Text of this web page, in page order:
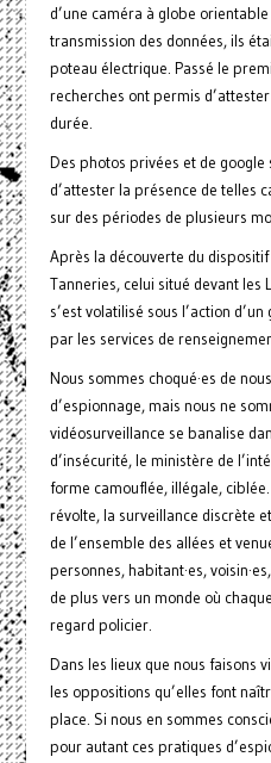
d’une caméra à globe
transmission des données, ils
poteau électrique. Passé le
recherches ont permis
durée.
Des photos privées et de
d’attester la présence de telles
sur des périodes de plusieurs
Après la découverte du
Tanneries, celui situé devant les
s’est volatilisé sous l’action
par les services de
Nous sommes choqué·es de
d’espionnage, mais nous ne
vidéosurveillance se banalise
d’insécurité, le ministère de
forme camouflée, illégale,
révolte, la surveillance discrète
de l’ensemble des allées et
personnes, habitant·es,
de plus vers un monde où
regard policier.
Dans les lieux que nous faisons
les oppositions qu’elles font
place. Si nous en sommes
pour autant ces pratiques